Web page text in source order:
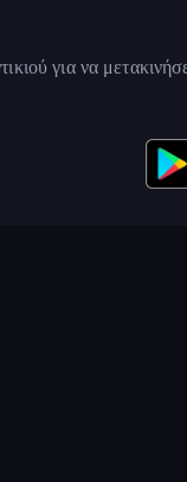
για να